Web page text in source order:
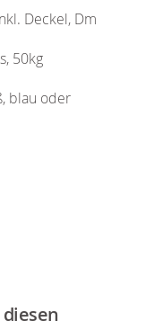
Deckel, Dm
50kg
blau oder